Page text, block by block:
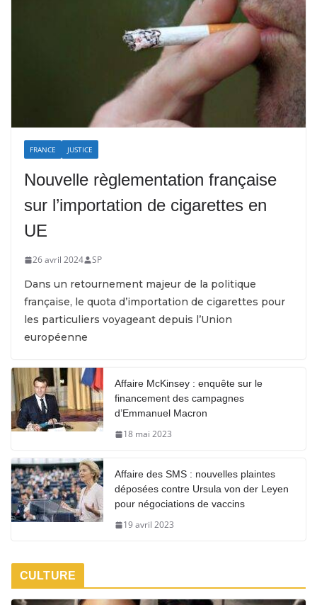
FRANCE JUSTICE
Nouvelle règlementation française
sur l’importation de cigarettes en
UE
26 avril 2024 SP
Dans un retournement majeur de la politique
française, le quota d’importation de cigarettes pour
les particuliers voyageant depuis l’Union
européenne
Affaire McKinsey : enquête sur le
financement des campagnes
d’Emmanuel Macron
18 mai 2023
Affaire des SMS : nouvelles plaintes
déposées contre Ursula von der Leyen
pour négociations de vaccins
19 avril 2023
CULTURE